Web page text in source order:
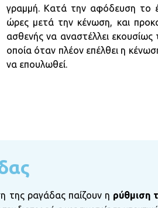
γραμμή. Κατά την αφόδευση το
ώρες μετά την κένωση, και
ασθενής να αναστέλλει
οποία όταν πλέον επέλθει η
να επουλωθεί.
της ραγάδας παίζουν η ρύθμιση